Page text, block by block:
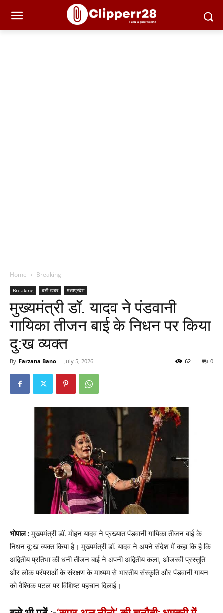
Home Breaking
Breaking बड़ी खबर मध्यप्रदेश
मुख्यमंत्री डॉ. यादव ने पंडवानी
गायिका तीजन बाई के निधन पर किया
दु:ख व्यक्त
By Farzana Bano - July 5, 2026 0
62
भोपाल :मुख्यमंत्री डॉ. मोहन यादव ने प्रख्यात पंडवानी गायिका तीजन बाई के
निधन दु:ख व्यक्त किया है। मुख्यमंत्री डॉ. यादव ने अपने संदेश में कहा कि है कि
अद्वितीय प्रतिभा की धनी तीजन बाई ने अपनी अद्वितीय कला, ओजस्वी प्रस्तुति
और लोक परंपराओं के संरक्षण के माध्यम से भारतीय संस्कृति और पंडवानी गायन
को वैश्विक पटल पर विशिष्ट पहचान दिलाई।